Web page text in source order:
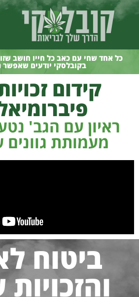
כל אחד שחי עם כאב כל חייו חושב
בקובלסקי יודעים
קידום
ראיון עם הגב'
מעמותת גוונים
ביטוח